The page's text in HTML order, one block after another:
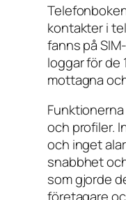
kontakter i
fanns på
loggar för de
mottagna
Funktionerna
och profiler.
och inget
snabbhet
som gjorde